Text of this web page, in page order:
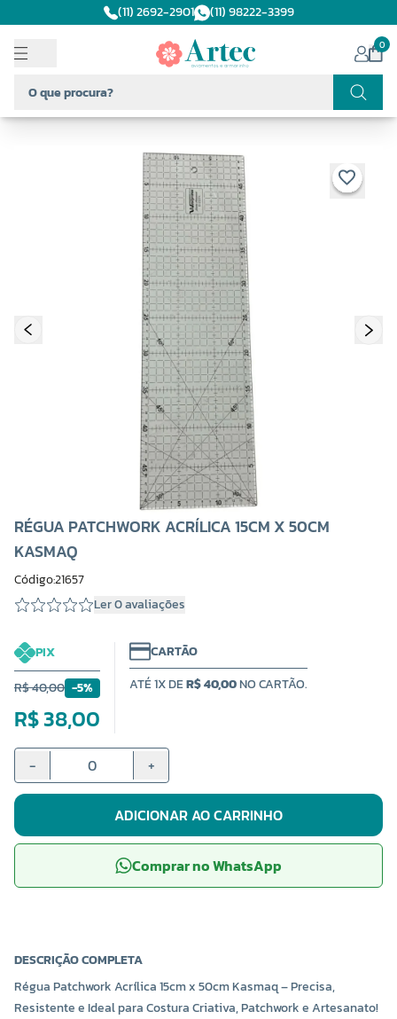
(11) 2692-2901 (11) 98222-3399
0
RÉGUA PATCHWORK ACRÍLICA 15CM X 50CM
KASMAQ
Código:21657
Ler 0 avaliações
PIX
R$ 40,00 -5%
R$ 38,00
CARTÃO
ATÉ 1X DER$ 40,00NO CARTÃO.
- +
ADICIONAR AO CARRINHO
Comprar no WhatsApp
DESCRIÇÃO COMPLETA
Régua Patchwork Acrílica 15cm x 50cm Kasmaq – Precisa,
Resistente e Ideal para Costura Criativa, Patchwork e Artesanato!